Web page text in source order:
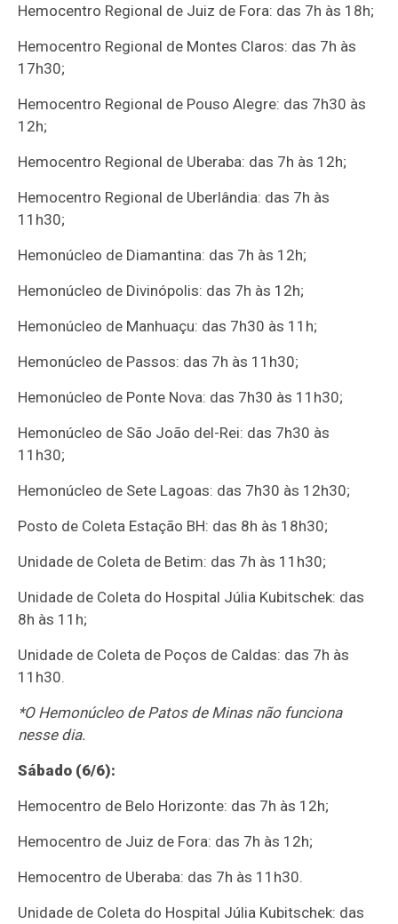
Hemocentro Regional de Juiz de Fora: das 7h às 18h;
Hemocentro Regional de Montes Claros: das 7h às
17h30;
Hemocentro Regional de Pouso Alegre: das 7h30 às
12h;
Hemocentro Regional de Uberaba: das 7h às 12h;
Hemocentro Regional de Uberlândia: das 7h às
11h30;
Hemonúcleo de Diamantina: das 7h às 12h;
Hemonúcleo de Divinópolis: das 7h às 12h;
Hemonúcleo de Manhuaçu: das 7h30 às 11h;
Hemonúcleo de Passos: das 7h às 11h30;
Hemonúcleo de Ponte Nova: das 7h30 às 11h30;
Hemonúcleo de São João del-Rei: das 7h30 às
11h30;
Hemonúcleo de Sete Lagoas: das 7h30 às 12h30;
Posto de Coleta Estação BH: das 8h às 18h30;
Unidade de Coleta de Betim: das 7h às 11h30;
Unidade de Coleta do Hospital Júlia Kubitschek: das
8h às 11h;
Unidade de Coleta de Poços de Caldas: das 7h às
11h30.
*O Hemonúcleo de Patos de Minas não funciona
nesse dia.
Sábado (6/6):
Hemocentro de Belo Horizonte: das 7h às 12h;
Hemocentro de Juiz de Fora: das 7h às 12h;
Hemocentro de Uberaba: das 7h às 11h30.
Unidade de Coleta do Hospital Júlia Kubitschek: das